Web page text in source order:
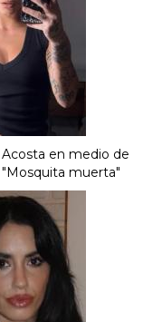
en medio de
muerta"